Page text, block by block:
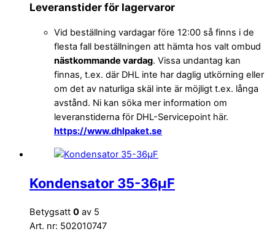
Leveranstider för lagervaror
Vid beställning vardagar före 12:00 så finns i de
flesta fall beställningen att hämta hos valt ombud
nästkommande vardag. Vissa undantag kan
finnas, t.ex. där DHL inte har daglig utkörning eller
om det av naturliga skäl inte är möjligt t.ex. långa
avstånd. Ni kan söka mer information om
leveranstiderna för DHL-Servicepoint här.
https://www.dhlpaket.se
Kondensator 35-36µF
Betygsatt 0 av 5
Art. nr: 502010747